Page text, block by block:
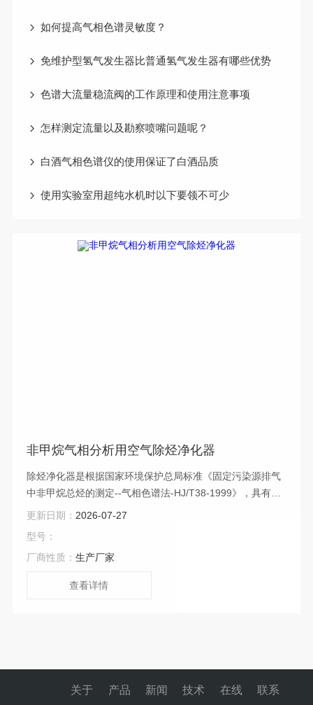
如何提高气相色谱灵敏度？
免维护型氢气发生器比普通氢气发生器有哪些优势
色谱大流量稳流阀的工作原理和使用注意事项
怎样测定流量以及勘察喷嘴问题呢？
白酒气相色谱仪的使用保证了白酒品质
使用实验室用超纯水机时以下要领不可少
非甲烷气相分析用空气除烃净化器
除烃净化器是根据国家环境保护总局标准《固定污染源排气
中非甲烷总烃的测定--气相色谱法-HJ/T38-1999》，具有活
性高、抗毒性及热稳定性号、脱除效率高、使用寿命长等特
检测器。
更新日期： 2026-07-27
型号：
厂商性质： 生产厂家
查看详情
关于 产品 新闻 技术 在线 联系